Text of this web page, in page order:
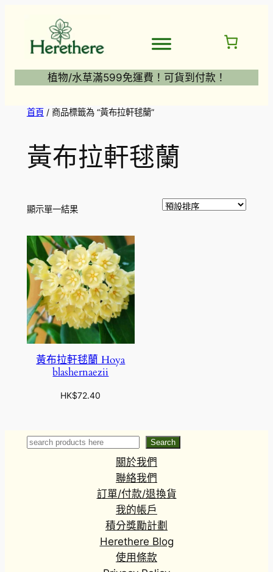
植物/水草滿599免運費！可貨到付款！
首頁/ 商品標籤為 “黃布拉軒毬蘭”
黃布拉軒毬蘭
顯示單一結果
黃布拉軒毬蘭 Hoya
blashernaezii
HK$72.40
Search Search
關於我們
聯絡我們
訂單/付款/退換貨
我的帳戶
積分獎勵計劃
Herethere Blog
使用條款